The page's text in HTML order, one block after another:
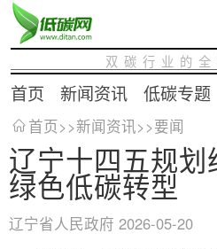
双碳行业的
首页 新闻资讯 低碳专题
首页>>新闻资讯>>要闻
辽宁十四五规
绿色低碳转型
辽宁省人民政府 2026-05-20